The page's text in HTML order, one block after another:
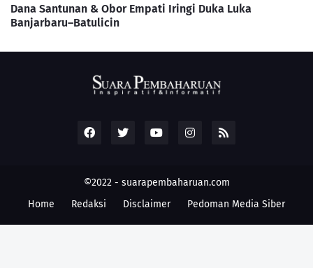
Dana Santunan & Obor Empati Iringi Duka Luka
Banjarbaru–Batulicin
©2022 - suarapembaharuan.com
Home
Redaksi Disclaimer Pedoman Media Siber